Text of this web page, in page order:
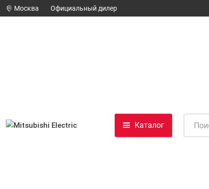
Москва Официальный дилер
Каталог